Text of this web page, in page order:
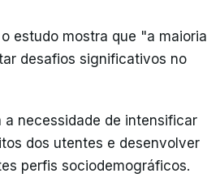
estudo mostra que "a maioria
desafios significativos no
a necessidade de intensificar
dos utentes e desenvolver
perfis sociodemográficos.